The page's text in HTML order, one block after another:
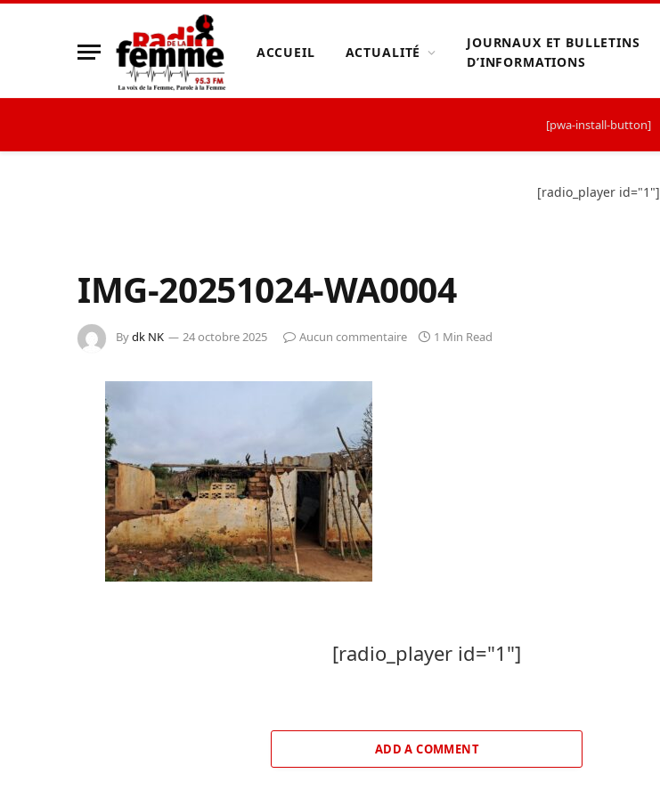
ACCUEIL ACTUALITÉ
JOURNAUX ET BULLETINS
D’INFORMATIONS
[pwa-install-button]
[radio_player id="1"]
IMG-20251024-WA0004
Bydk NK 24 octobre 2025 Aucun commentaire 1 Min Read
[radio_player id="1"]
ADD A COMMENT